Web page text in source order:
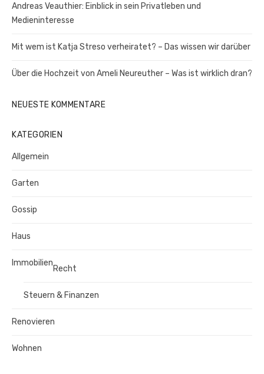
Andreas Veauthier: Einblick in sein Privatleben und
Medieninteresse
Mit wem ist Katja Streso verheiratet? – Das wissen wir darüber
Über die Hochzeit von Ameli Neureuther – Was ist wirklich dran?
NEUESTE KOMMENTARE
KATEGORIEN
Allgemein
Garten
Gossip
Haus
Immobilien
Recht
Steuern & Finanzen
Renovieren
Wohnen